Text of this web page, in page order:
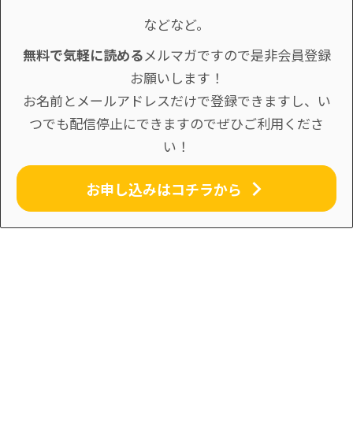
などなど。
無料で気軽に読めるメルマガですので是非会員登録
お願いします！
お名前とメールアドレスだけで登録できますし、い
つでも配信停止にできますのでぜひご利用くださ
い！
お申し込みはコチラから